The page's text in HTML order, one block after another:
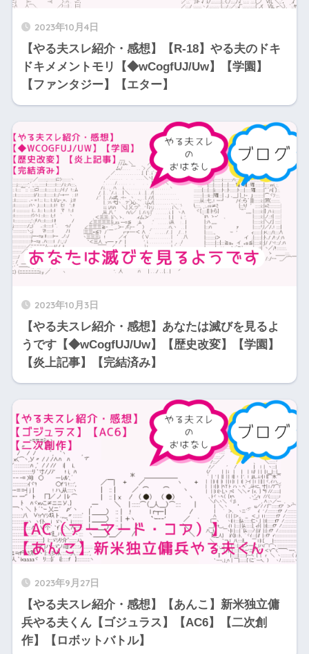
2023年10月4日
【やる夫スレ紹介・感想】【R‐18】やる夫のドキ
ドキメメントモリ【◆wCogfUJ/Uw】【学園】
【ファンタジー】【エター】
2023年10月3日
【やる夫スレ紹介・感想】あなたは滅びを見るよ
うです【◆wCogfUJ/Uw】【歴史改変】【学園】
【炎上記事】【完結済み】
2023年9月27日
【やる夫スレ紹介・感想】【あんこ】新米独立傭
兵やる夫くん【ゴジュラス】【AC6】【二次創
作】【ロボットバトル】